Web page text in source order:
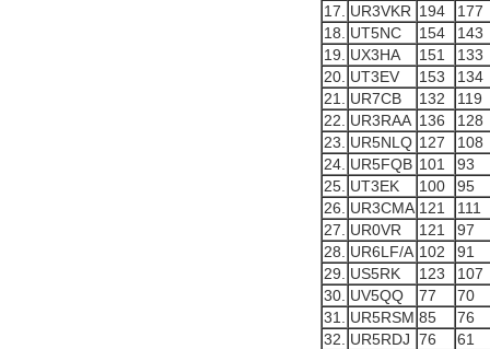
17.
UR3VKR 194
177
18.
UT5NC 154
143
19.
UX3HA 151
133
20. UT3EV 153
134
21.
UR7CB 132
119
22.
UR3RAA 136
128
23.
UR5NLQ 127
108
24. UR5FQB 101
93
25. UT3EK 100
95
26.
UR3CMA 121
111
27.
UR0VR 121
97
28.
UR6LF/A 102
91
29.
US5RK 123
107
30. UV5QQ 77
70
31.
UR5RSM 85
76
32.
UR5RDJ 76
61